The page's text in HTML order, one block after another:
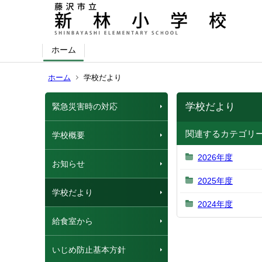
ホーム
ホーム 学校だより
緊急災害時の対応
学校概要
お知らせ
学校だより
給食室から
いじめ防止基本方針
学校だより
関連するカテゴリ
2026年度
2025年度
2024年度